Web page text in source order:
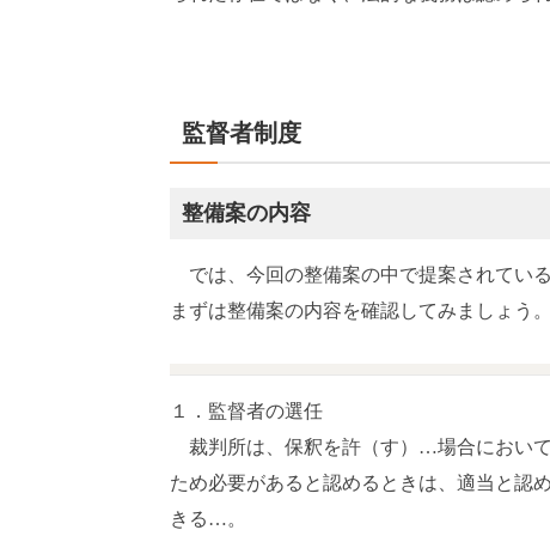
監督者制度
整備案の内容
では、今回の整備案の中で提案されてい
まずは整備案の内容を確認してみましょう。
１．監督者の選任
裁判所は、保釈を許（す）…場合におい
ため必要があると認めるときは、適当と認
きる…。